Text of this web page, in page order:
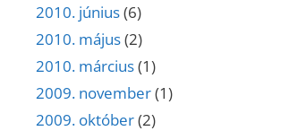
2010. június(6)
2010. május(2)
2010. március(1)
2009. november(1)
2009. október(2)